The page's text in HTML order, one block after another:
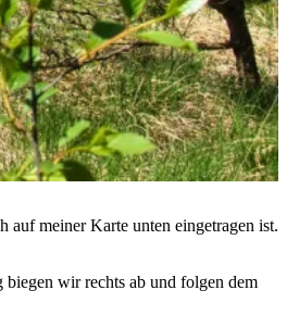
auf meiner Karte unten eingetragen ist.
wir rechts ab und folgen dem